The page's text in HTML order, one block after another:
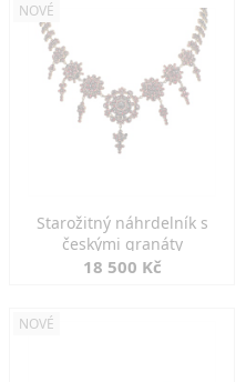
NOVÉ
Starožitný náhrdelník s
českými granáty
18 500 Kč
NOVÉ